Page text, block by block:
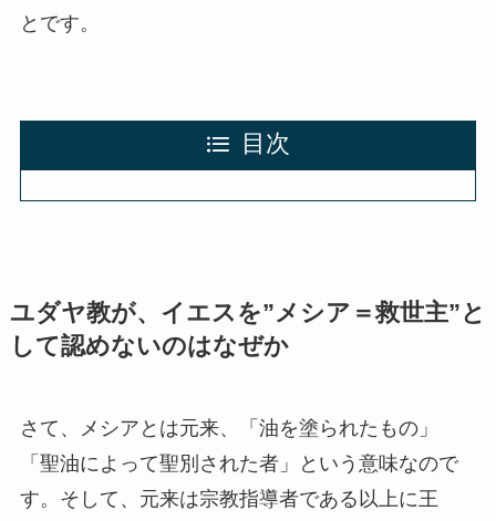
とです。
目次
ユダヤ教が、イエスを”メシア＝救世主”と
して認めないのはなぜか
さて、メシアとは元来、「油を塗られたもの」
「聖油によって聖別された者」という意味なので
す。そして、元来は宗教指導者である以上に王